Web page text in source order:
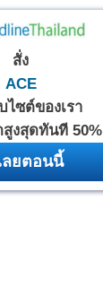
สั่ง
ACE
ไซต์ของเรา
งสุดทันที 50%
ลยตอนนี้